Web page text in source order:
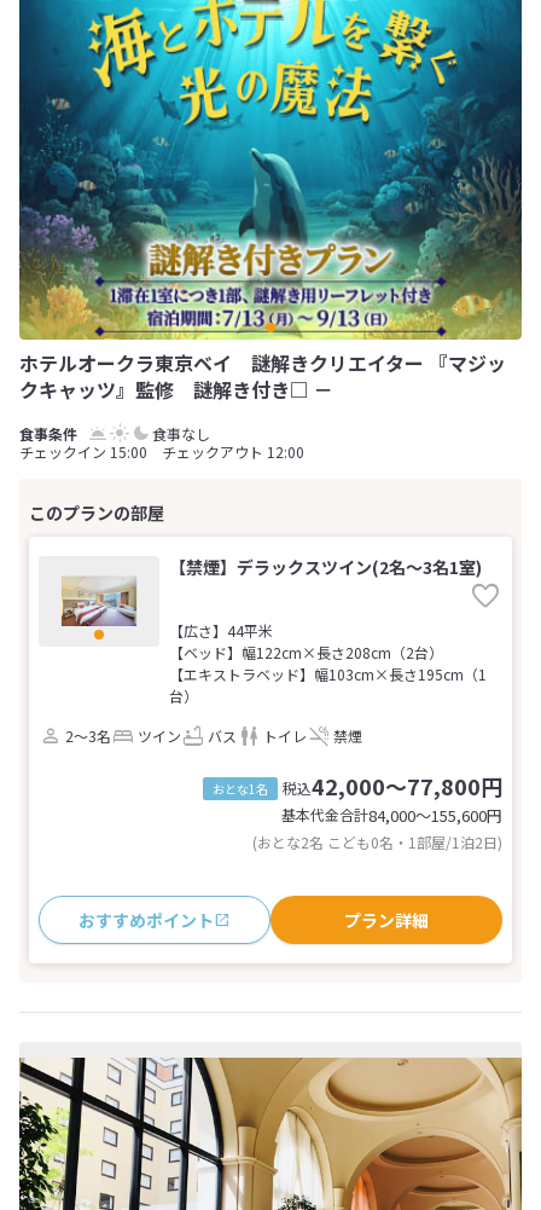
ホテルオークラ東京ベイ 謎解きクリエイター 『マジッ
クキャッツ』監修 謎解き付き□ －
食事なし
チェックイン 15:00 チェックアウト 12:00
【禁煙】デラックスツイン(2名～3名1室)
【広さ】44平米
【ベッド】幅122cm×長さ208cm（2台）
【エキストラベッド】幅103cm×長さ195cm（1
台）
2～3名
ツイン バス トイレ 禁煙
おとな1名 税込42,000～77,800円
基本代金合計84,000〜155,600円
(おとな2名 こども0名・1部屋/1泊2日)
おすすめポイント プラン詳細